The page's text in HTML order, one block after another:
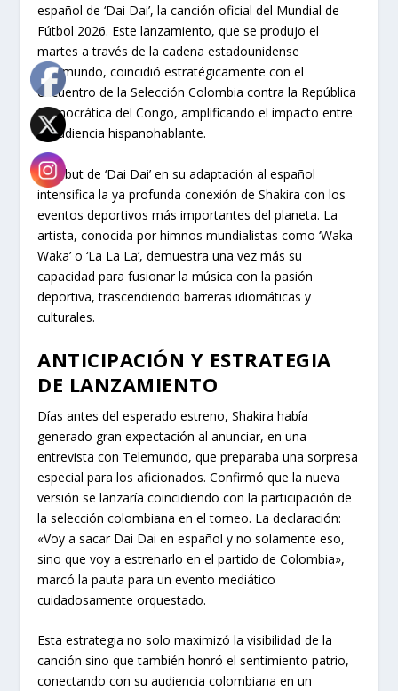
español de ‘Dai Dai’, la canción oficial del Mundial de
Fútbol 2026. Este lanzamiento, que se produjo el
martes a través de la cadena estadounidense
Telemundo, coincidió estratégicamente con el
encuentro de la Selección Colombia contra la República
Democrática del Congo, amplificando el impacto entre
la audiencia hispanohablante.
El debut de ‘Dai Dai’ en su adaptación al español
intensifica la ya profunda conexión de Shakira con los
eventos deportivos más importantes del planeta. La
artista, conocida por himnos mundialistas como ‘Waka
Waka’ o ‘La La La’, demuestra una vez más su
capacidad para fusionar la música con la pasión
deportiva, trascendiendo barreras idiomáticas y
culturales.
ANTICIPACIÓN Y ESTRATEGIA
DE LANZAMIENTO
Días antes del esperado estreno, Shakira había
generado gran expectación al anunciar, en una
entrevista con Telemundo, que preparaba una sorpresa
especial para los aficionados. Confirmó que la nueva
versión se lanzaría coincidiendo con la participación de
la selección colombiana en el torneo. La declaración:
«Voy a sacar Dai Dai en español y no solamente eso,
sino que voy a estrenarlo en el partido de Colombia»,
marcó la pauta para un evento mediático
cuidadosamente orquestado.
Esta estrategia no solo maximizó la visibilidad de la
canción sino que también honró el sentimiento patrio,
conectando con su audiencia colombiana en un